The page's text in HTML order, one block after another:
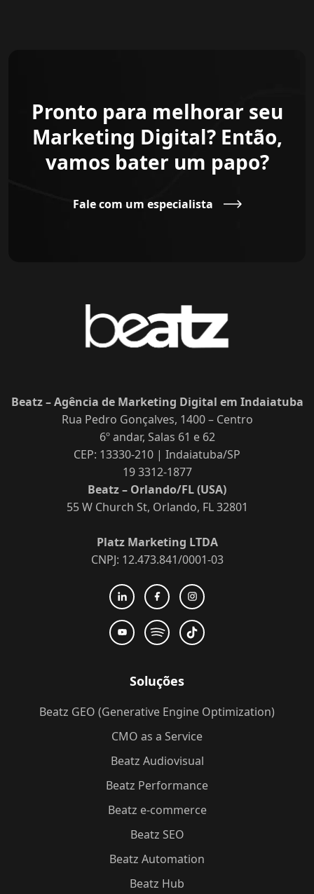
Pronto para melhorar seu
Marketing Digital? Então,
vamos bater um papo?
Fale com um especialista
Beatz – Agência de Marketing Digital em Indaiatuba
Rua Pedro Gonçalves, 1400 – Centro
6º andar, Salas 61 e 62
CEP: 13330-210 | Indaiatuba/SP
19 3312-1877
Beatz – Orlando/FL (USA)
55 W Church St, Orlando, FL 32801
Platz Marketing LTDA
CNPJ: 12.473.841/0001-03
Soluções
Beatz GEO (Generative Engine Optimization)
CMO as a Service
Beatz Audiovisual
Beatz Performance
Beatz e-commerce
Beatz SEO
Beatz Automation
Beatz Hub